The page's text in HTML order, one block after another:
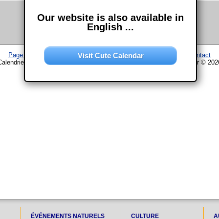
Page d'accueil Calendrier–Plan du site–Mentions légales
Contact
www.chouette-calendrier.com • 28. Août 2023 – droit d'auteur ©
ÉVÉNEMENTS NATURELS CULTURE
Our website is also available in
English ...
Visit Cute Calendar